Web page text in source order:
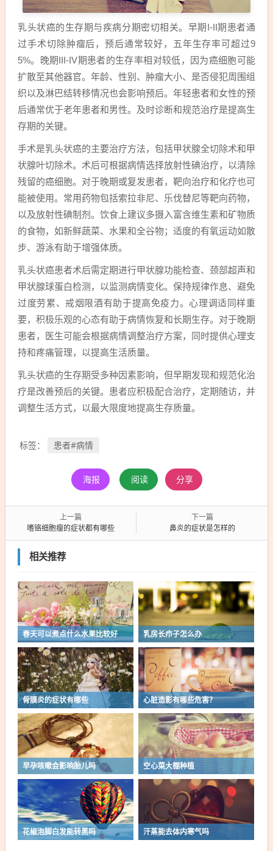
乳头状癌的生存期与疾病分期密切相关。早期I-II期患者通
过手术切除肿瘤后，预后通常较好，五年生存率可超过9
5%。晚期III-IV期患者的生存率相对较低，因为癌细胞可能
扩散至其他器官。年龄、性别、肿瘤大小、是否侵犯周围组
织以及淋巴结转移情况也会影响预后。年轻患者和女性的预
后通常优于老年患者和男性。及时诊断和规范治疗是提高生
存期的关键。
手术是乳头状癌的主要治疗方法，包括甲状腺全切除术和甲
状腺叶切除术。术后可根据病情选择放射性碘治疗，以清除
残留的癌细胞。对于晚期或复发患者，靶向治疗和化疗也可
能被使用。常用药物包括索拉非尼、乐伐替尼等靶向药物，
以及放射性碘制剂。饮食上建议多摄入富含维生素和矿物质
的食物，如新鲜蔬菜、水果和全谷物；适度的有氧运动如散
步、游泳有助于增强体质。
乳头状癌患者术后需定期进行甲状腺功能检查、颈部超声和
甲状腺球蛋白检测，以监测病情变化。保持规律作息、避免
过度劳累、戒烟限酒有助于提高免疫力。心理调适同样重
要，积极乐观的心态有助于病情恢复和长期生存。对于晚期
患者，医生可能会根据病情调整治疗方案，同时提供心理支
持和疼痛管理，以提高生活质量。
乳头状癌的生存期受多种因素影响，但早期发现和规范化治
疗是改善预后的关键。患者应积极配合治疗，定期随访，并
调整生活方式，以最大限度地提高生存质量。
标签： 患者#病情
海报 阅读 分享
上一篇
嗜铬细胞瘤的症状都有哪些
下一篇
鼻炎的症状是怎样的
相关推荐
春天可以煮点什么水果比较好 乳房长疖子怎么办
骨膜炎的症状有哪些 心脏造影有哪些危害？
早孕咳嗽会影响胎儿吗 空心菜大棚种植
花椒泡脚白发能转黑吗 汗蒸能去体内寒气吗